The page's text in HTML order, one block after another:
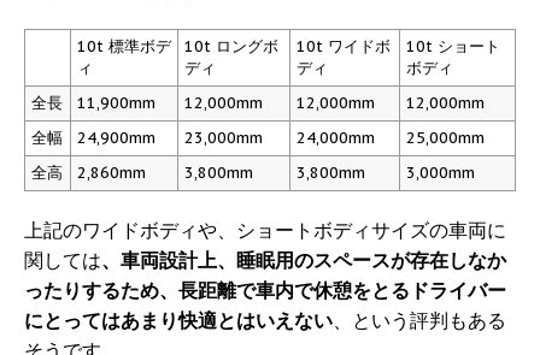
10t 標準ボデ
ィ
10t ロングボ
ディ
10t ワイドボ
ディ
10t ショート
ボディ
全長
11,900mm 12,000mm 12,000mm
12,000mm
全幅
24,900mm 23,000mm 24,000mm
25,000mm
全高
2,860mm 3,800mm 3,800mm 3,000mm
上記のワイドボディや、ショートボディサイズの車両に
関しては、車両設計上、睡眠用のスペースが存在しなか
ったりするため、長距離で車内で休憩をとるドライバー
にとってはあまり快適とはいえない 、という評判もある
そうです。